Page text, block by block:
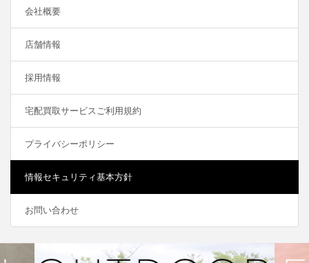
会社概要
店舗情報
採用情報
宅配買取サービスご利用規約
プライバシーポリシー
情報セキュリティ基本方針
お問い合わせ